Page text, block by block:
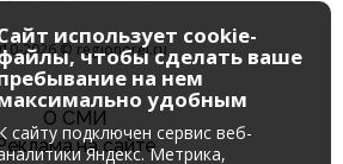
2026 © regionorel.ru
О СМИ
на сайте
использует cookie-
чтобы сделать ваше
на нем
удобным
cайту подключен сервис веб-
Яндекс. Метрика,